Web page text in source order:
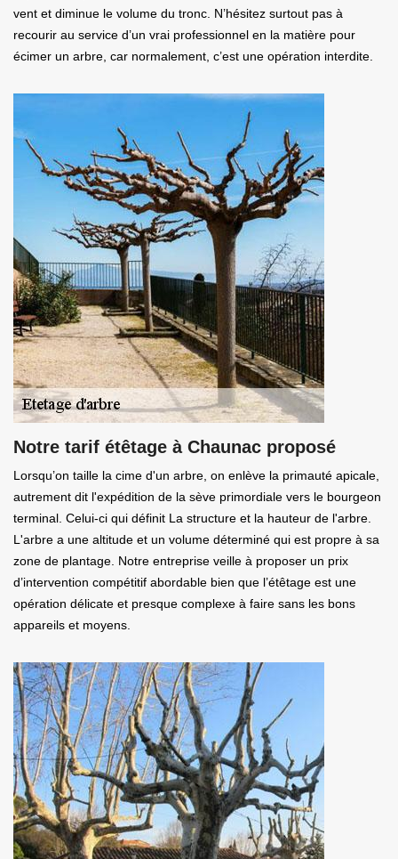
vent et diminue le volume du tronc. N’hésitez surtout pas à
recourir au service d’un vrai professionnel en la matière pour
écimer un arbre, car normalement, c’est une opération interdite.
Notre tarif étêtage à Chaunac proposé
Lorsqu’on taille la cime d'un arbre, on enlève la primauté apicale,
autrement dit l'expédition de la sève primordiale vers le bourgeon
terminal. Celui-ci qui définit La structure et la hauteur de l'arbre.
L'arbre a une altitude et un volume déterminé qui est propre à sa
zone de plantage. Notre entreprise veille à proposer un prix
d’intervention compétitif abordable bien que l’étêtage est une
opération délicate et presque complexe à faire sans les bons
appareils et moyens.